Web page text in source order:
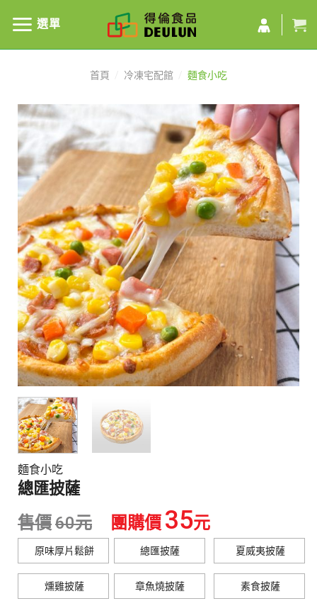
選單
首頁 冷凍宅配館 麵食小吃
麵食小吃
總匯披薩
售價60元 團購價 35元
原味厚片鬆餅 總匯披薩 夏威夷披薩
燻雞披薩 章魚燒披薩 素食披薩